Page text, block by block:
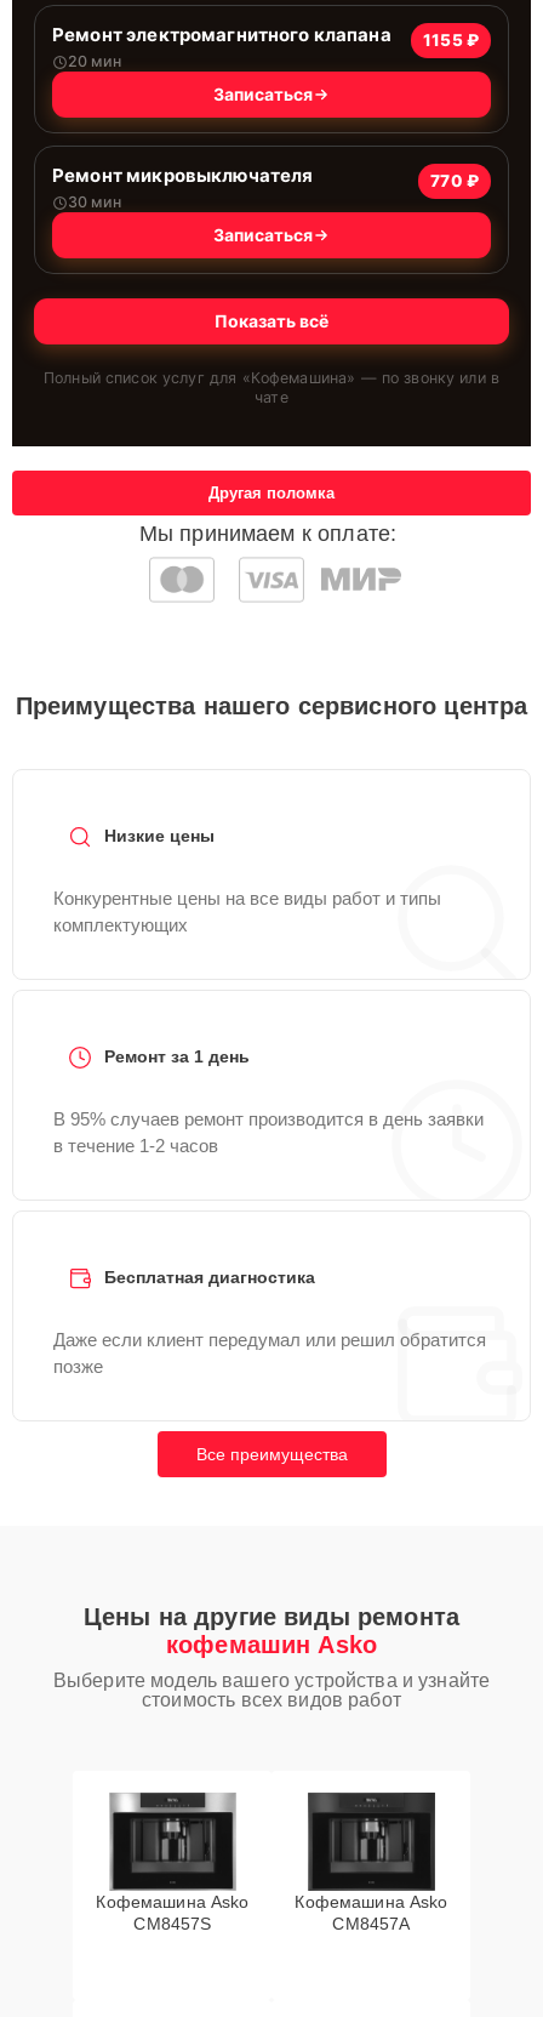
Ремонт электромагнитного клапана
20 мин
1155 ₽
Записаться
Ремонт микровыключателя
30 мин
770 ₽
Записаться
Показать всё
Полный список услуг для «Кофемашина» — по звонку или в
чате
Мы принимаем к оплате:
Другая поломка
Преимущества нашего сервисного центра
Низкие цены
Конкурентные цены на все виды работ и типы
комплектующих
Ремонт за 1 день
В 95% случаев ремонт производится в день заявки
в течение 1-2 часов
Бесплатная диагностика
Даже если клиент передумал или решил обратится
позже
Все преимущества
Цены на другие виды ремонта
кофемашин Asko
Выберите модель вашего устройства и узнайте
стоимость всех видов работ
Кофемашина Asko
CM8457S
Кофемашина Asko
CM8457A